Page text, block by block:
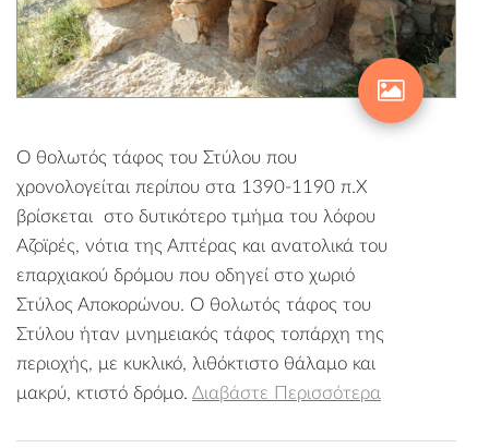
Ο θολωτός τάφος του Στύλου που
χρονολογείται περίπου στα 1390-1190 π.Χ
βρίσκεται στο δυτικότερο τμήμα του λόφου
Αζοϊρές, νότια της Απτέρας και ανατολικά του
επαρχιακού δρόμου που οδηγεί στο χωριό
Στύλος Αποκορώνου. Ο θολωτός τάφος του
Στύλου ήταν μνημειακός τάφος τοπάρχη της
περιοχής, με κυκλικό, λιθόκτιστο θάλαμο και
μακρύ, κτιστό δρόμο. Διαβάστε Περισσότερα